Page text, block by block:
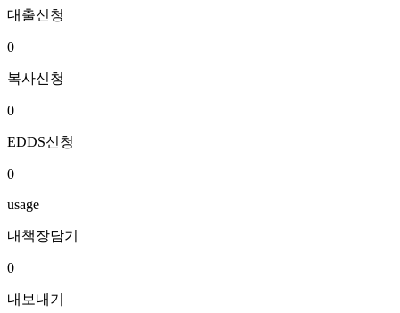
대출신청
0
복사신청
0
EDDS신청
0
usage
내책장담기
0
내보내기